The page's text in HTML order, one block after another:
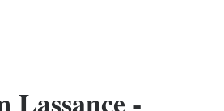
Lassance -